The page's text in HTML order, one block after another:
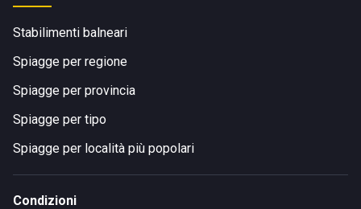
Stabilimenti balneari
Spiagge per regione
Spiagge per provincia
Spiagge per tipo
Spiagge per località più popolari
Condizioni